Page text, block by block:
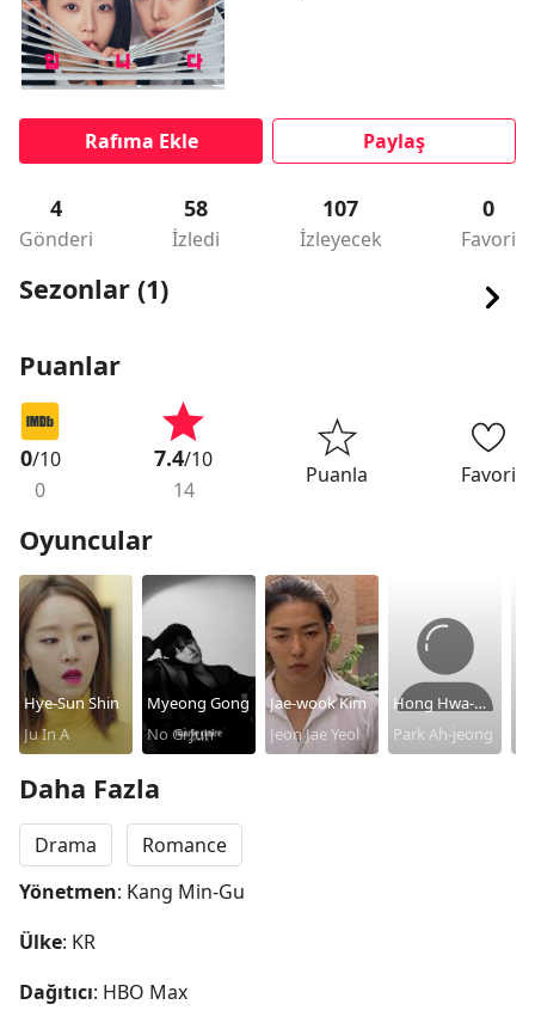
Rafıma Ekle Paylaş
4
Gönderi
58
İzledi
107
İzleyecek
0
Favori
Sezonlar (1)
Puanlar
0/10
0
7.4/10
14
Puanla Favori
Oyuncular
Hye-Sun Shin
Ju In A
Myeong Gong
No Gi Jun
Jae-wook Kim
Jeon Jae Yeol
Hong Hwa-
Yeon
Park Ah-jeong
Daha Fazla
Drama
Romance
Yönetmen: Kang Min-Gu
Ülke: KR
Dağıtıcı: HBO Max